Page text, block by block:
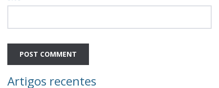
Artigos recentes